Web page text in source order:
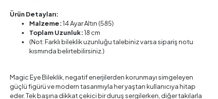
Ürün Detayları:
Malzeme:14 Ayar Altın (585)
Toplam Uzunluk:18 cm
(Not: Farklı bileklik uzunluğu talebiniz varsa sipariş notu
kısmında belirtebilirsiniz.)
Magic Eye Bileklik, negatif enerjilerden korunmayı simgeleyen
güçlü figürü ve modern tasarımıyla her yaştan kullanıcıya hitap
eder. Tek başına dikkat çekici bir duruş sergilerken, diğer takılarla